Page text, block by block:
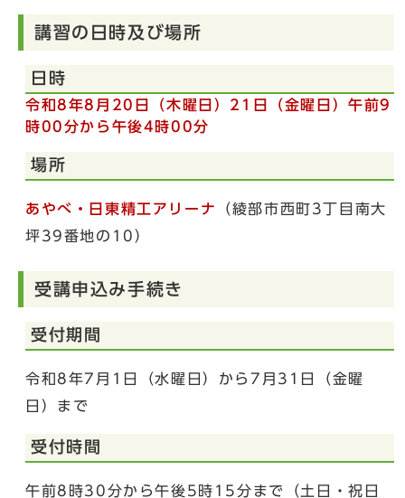
講習の日時及び場所
日時
令和8年8月 20日（木曜日）21日（金曜日）午前9
時00分から午後4時00分
場所
あやべ・日東精工アリーナ
（綾部市西町3丁目南大
坪39番地の10）
受講申込み手続き
受付期間
令和8年7月1日（水曜日）から7月31日（金曜
日）まで
受付時間
午前8時30分から午後5時15分まで（土日・祝日